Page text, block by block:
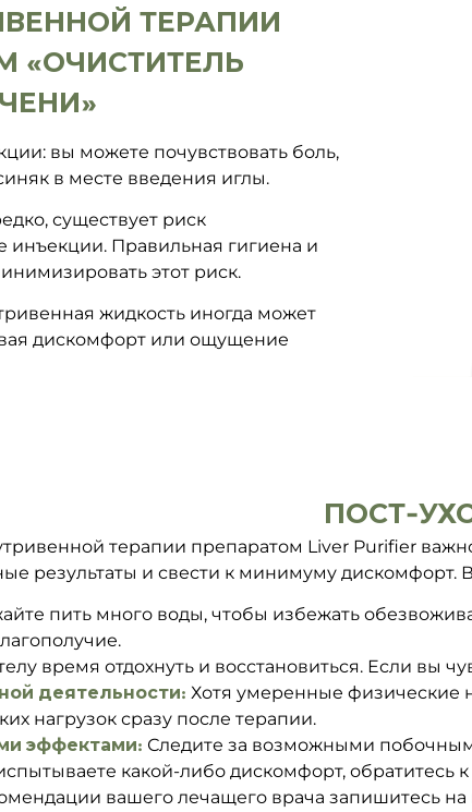
ТЕРАПИИ
«ОЧИСТИТЕЛЬ
вы можете почувствовать боль,
в месте введения иглы.
существует риск
Правильная гигиена и
этот риск.
жидкость иногда может
дискомфорт или ощущение
ПОСТ-
терапии препаратом Liver Purifier
результаты и свести к минимуму дискомфорт.
пить много воды, чтобы избежать
время отдохнуть и восстановиться. Если вы
деятельности: Хотя умеренные физические
нагрузок сразу после терапии.
эффектами: Следите за возможными
какой-либо дискомфорт, обратитесь
вашего лечащего врача запишитесь